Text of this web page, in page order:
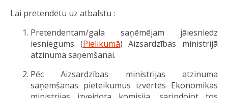
Lai pretendētu uz atbalstu :
Pretendentam/gala saņēmējam jāiesniedz
iesniegums (Pielikumā) Aizsardzības ministrijā
atzinuma saņemšanai.
Pēc Aizsardzības ministrijas atzinuma
saņemšanas pieteikumus izvērtēs Ekonomikas